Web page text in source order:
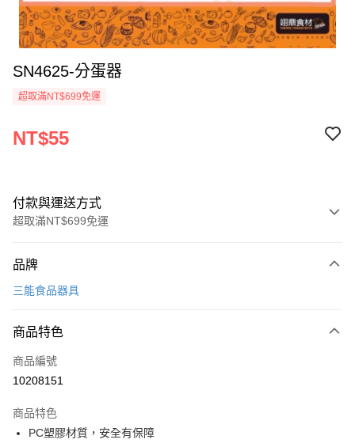
SN4625-分蛋器
超取滿NT$699免運
NT$55
付款與運送方式
超取滿NT$699免運
信用卡一次付款
運送方式
• 付款後全家取貨
• 付款後7-11取貨
每筆NT$60，滿NT$699(含以上)免運費
品牌
三能食品器具
商品特色
商品編號
10208151
商品特色
PC塑膠材質，安全有保障